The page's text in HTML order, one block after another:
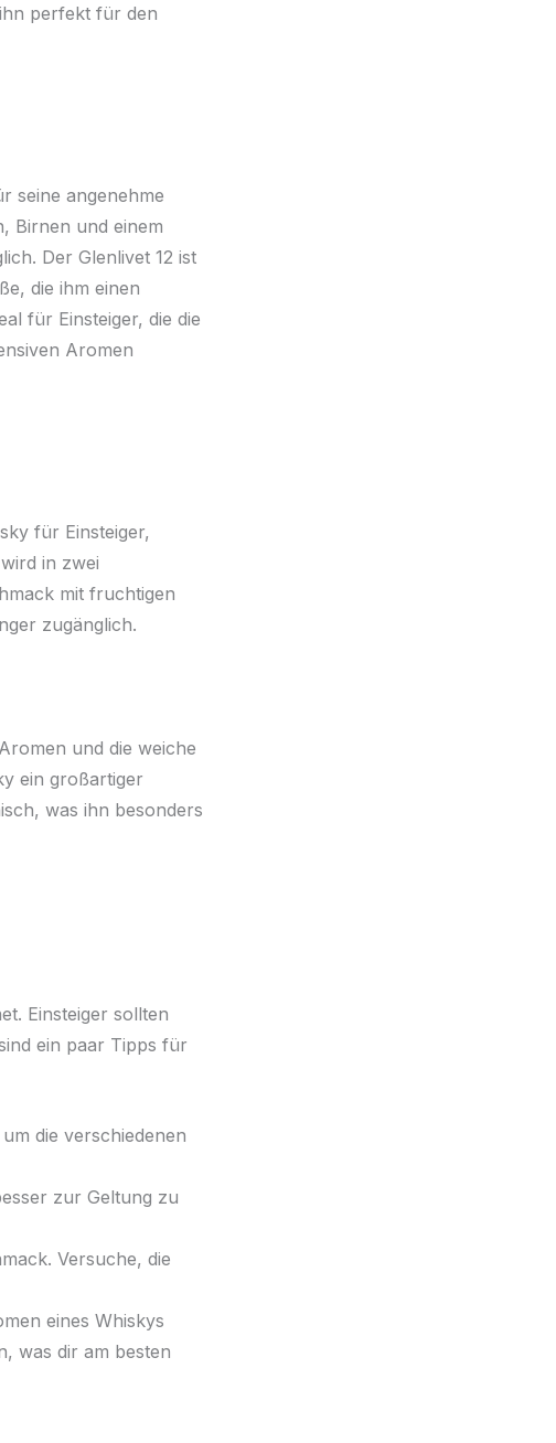
perfekt für den
seine angenehme
Birnen und einem
Der Glenlivet 12 ist
die ihm einen
für Einsteiger, die die
Aromen
für Einsteiger,
in zwei
mit fruchtigen
zugänglich.
und die weiche
ein großartiger
was ihn besonders
Einsteiger sollten
ein paar Tipps für
die verschiedenen
zur Geltung zu
Versuche, die
eines Whiskys
was dir am besten